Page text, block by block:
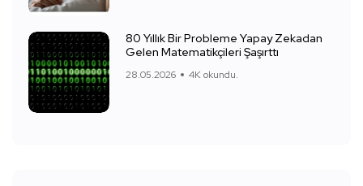
80 Yıllık Bir Probleme Yapay Zekadan
Gelen Matematikçileri Şaşırttı
28.05.2026 4K okundu.